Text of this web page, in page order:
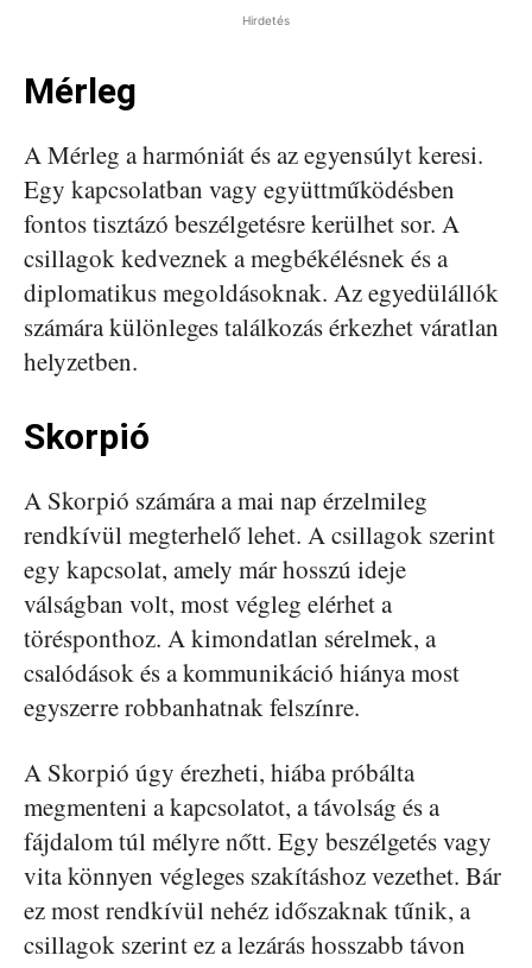
Hirdetés
Mérleg
A Mérleg a harmóniát és az egyensúlyt keresi.
Egy kapcsolatban vagy együttműködésben
fontos tisztázó beszélgetésre kerülhet sor. A
csillagok kedveznek a megbékélésnek és a
diplomatikus megoldásoknak. Az egyedülállók
számára különleges találkozás érkezhet váratlan
helyzetben.
Skorpió
A Skorpió számára a mai nap érzelmileg
rendkívül megterhelő lehet. A csillagok szerint
egy kapcsolat, amely már hosszú ideje
válságban volt, most végleg elérhet a
törésponthoz. A kimondatlan sérelmek, a
csalódások és a kommunikáció hiánya most
egyszerre robbanhatnak felszínre.
A Skorpió úgy érezheti, hiába próbálta
megmenteni a kapcsolatot, a távolság és a
fájdalom túl mélyre nőtt. Egy beszélgetés vagy
vita könnyen végleges szakításhoz vezethet. Bár
ez most rendkívül nehéz időszaknak tűnik, a
csillagok szerint ez a lezárás hosszabb távon